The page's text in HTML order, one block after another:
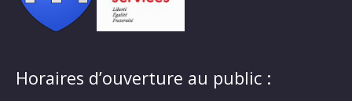
Horaires d’ouverture au public :